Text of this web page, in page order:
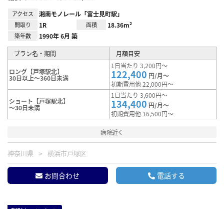
アクセス 湘南モノレール「富士見町駅」
間取り 1R 面積 18.36m²
築年数 1990年 6月 築
プラン名・期間 月額目安
ロング【戸塚駅北】
30日以上～360日未満
1日当たり 3,200円～
122,400 円/月～
初期費用他 22,000円～
ショート【戸塚駅北】
～30日未満
1日当たり 3,600円～
134,400 円/月～
初期費用他 16,500円～
病院近く
神奈川県 横浜市戸塚区
お問合わせ 電話する